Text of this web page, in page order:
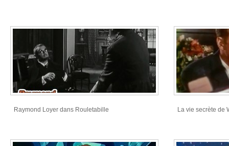
Raymond Loyer dans Rouletabille La vie secrète de